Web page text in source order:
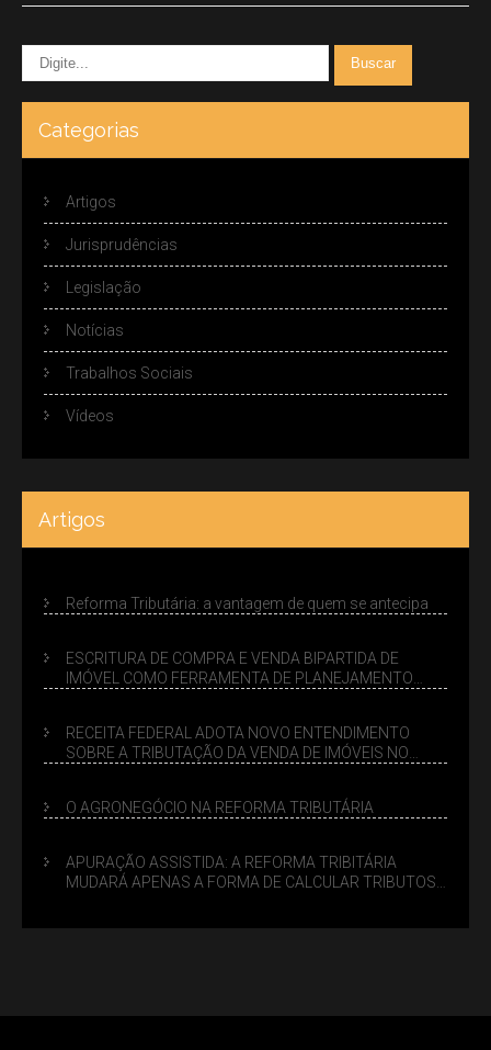
Categorias
Artigos
Jurisprudências
Legislação
Notícias
Trabalhos Sociais
Vídeos
Artigos
Reforma Tributária: a vantagem de quem se antecipa
ESCRITURA DE COMPRA E VENDA BIPARTIDA DE
IMÓVEL COMO FERRAMENTA DE PLANEJAMENTO
RECEITA FEDERAL ADOTA NOVO ENTENDIMENTO
SOBRE A TRIBUTAÇÃO DA VENDA DE IMÓVEIS NO
O AGRONEGÓCIO NA REFORMA TRIBUTÁRIA
APURAÇÃO ASSISTIDA: A REFORMA TRIBITÁRIA
MUDARÁ APENAS A FORMA DE CALCULAR TRIBUTOS